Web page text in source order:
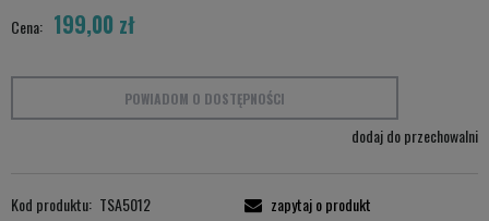
Cena: 199,00 zł
POWIADOM O DOSTĘPNOŚCI
dodaj do przechowalni
Kod produktu: TSA5012
zapytaj o produkt